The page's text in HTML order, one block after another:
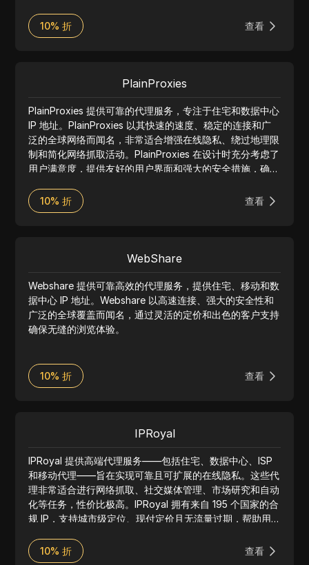
和广泛的 IP 池而闻名，为全球客户提供强大的性能和用户
友好的功能。
10% 折 查看
PlainProxies
PlainProxies 提供可靠的代理服务，专注于住宅和数据中心
IP 地址。PlainProxies 以其快速的速度、稳定的连接和广
泛的全球网络而闻名，非常适合增强在线隐私、绕过地理限
制和简化网络抓取活动。PlainProxies 在设计时充分考虑了
用户满意度，提供友好的用户界面和强大的安全措施，确保
PlainProxies 多样化的 IP 池和卓越的客户支持使其成为代
理服务市场上值得信赖的选择。
10% 折 查看
WebShare
Webshare 提供可靠高效的代理服务，提供住宅、移动和数
据中心 IP 地址。Webshare 以高速连接、强大的安全性和
广泛的全球覆盖而闻名，通过灵活的定价和出色的客户支持
确保无缝的浏览体验。
10% 折 查看
IPRoyal
IPRoyal 提供高端代理服务——包括住宅、数据中心、ISP
和移动代理——旨在实现可靠且可扩展的在线隐私。这些代
理非常适合进行网络抓取、社交媒体管理、市场研究和自动
化等任务，性价比极高。IPRoyal 拥有来自 195 个国家的合
规 IP，支持城市级定位、现付定价且无流量过期，帮助用
IPRoyal 提供一流的代理服务。
10% 折 查看